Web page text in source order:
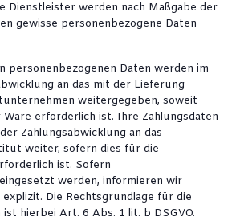
Dienstleister werden nach Maßgabe der
gewisse personenbezogene Daten
personenbezogenen Daten werden im
an das mit der Lieferung
weitergegeben, soweit
erforderlich ist. Ihre Zahlungsdaten
Zahlungsabwicklung an das
weiter, sofern dies für die
ist. Sofern
werden, informieren wir
Die Rechtsgrundlage für die
hierbei Art. 6 Abs. 1 lit. b DSGVO.